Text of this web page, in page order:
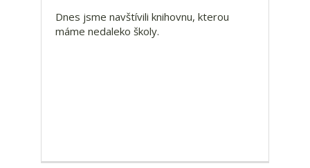
Dnes jsme navštívili knihovnu, kterou
máme nedaleko školy.